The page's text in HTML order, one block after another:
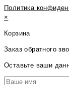
Политика
×
Корзина
Заказ обратного
Оставьте ваши